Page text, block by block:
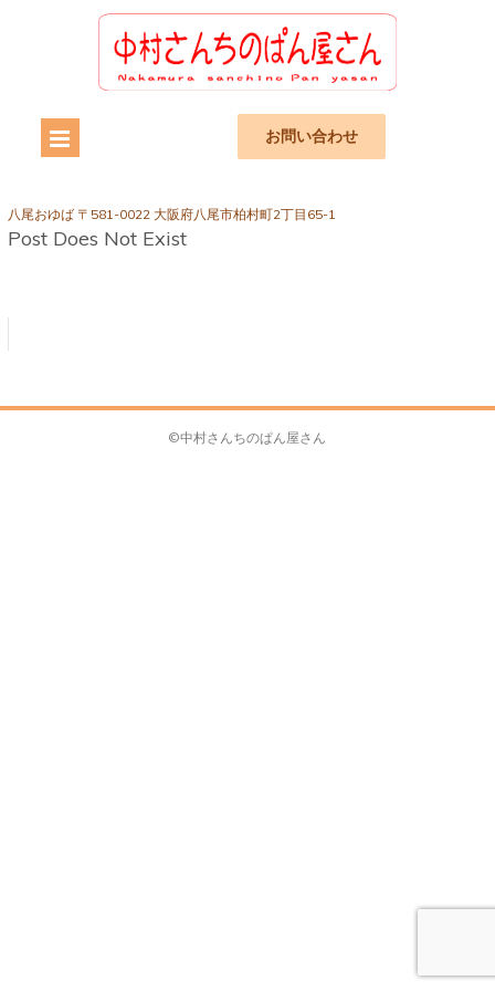
お問い合わせ
八尾おゆば 〒581-0022 大阪府八尾市柏村町2丁目65-1
Post Does Not Exist
©中村さんちのぱん屋さん